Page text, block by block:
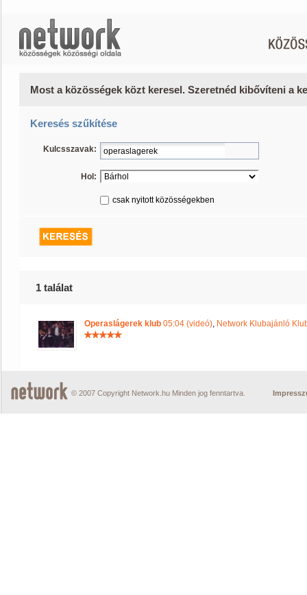
Most a közösségek közt keresel. Szeretnéd kibővíteni a
Keresés szűkítése
Kulcsszavak:
Hol:
csak nyitott közösségekben
1 találat
Operaslágerek klub 05:04 (videó), Network Klubajánló
© 2007 Copyright Network.hu Minden jog fenntartva.